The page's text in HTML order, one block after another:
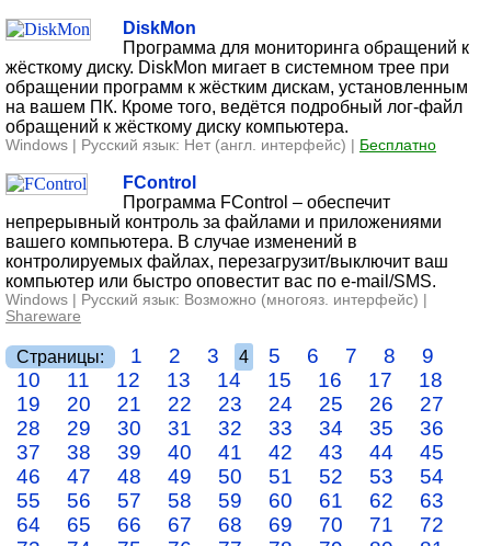
DiskMon
Программа для мониторинга обращений к
жёсткому диску. DiskMon мигает в системном трее при
обращении программ к жёстким дискам, установленным
на вашем ПК. Кроме того, ведётся подробный лог-файл
обращений к жёсткому диску компьютера.
Windows | Русский язык: Нет (англ. интерфейс) | Бесплатно
FControl
Программа FControl – обеспечит
непрерывный контроль за файлами и приложениями
вашего компьютера. В случае изменений в
контролируемых файлах, перезагрузит/выключит ваш
компьютер или быстро оповестит вас по e-mail/SMS.
Windows | Русский язык: Возможно (многояз. интерфейс) |
Shareware
Страницы: 1 2 3 4 5 6 7 8
9
10
11 12 13 14 15 16 17
18
19
20 21 22 23 24 25 26
27
28
29 30 31 32 33 34 35
36
37
38 39 40 41 42 43 44
45
46
47 48 49 50 51 52 53
54
55
56 57 58 59 60 61 62
63
64
65 66 67 68 69 70 71
72